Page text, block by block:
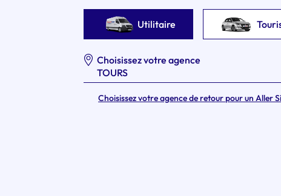
Utilitaire
Choisissez votre agence
Choisissez votre agence de retour pour un Aller